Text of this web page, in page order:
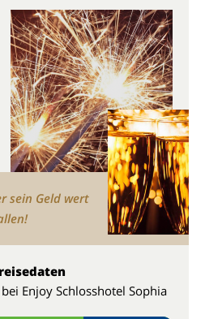
sein Geld wert
Enjoy Schlosshotel Sophia